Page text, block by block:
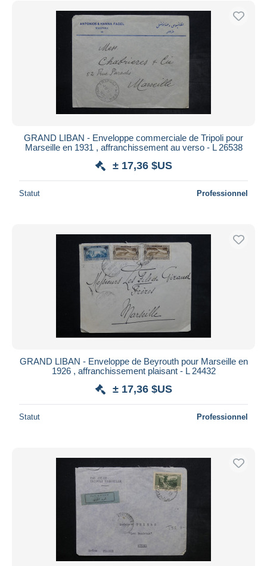
GRAND LIBAN - Enveloppe commerciale de Tripoli pour
Marseille en 1931 , affranchissement au verso - L 26538
± 17,36 $US
Statut Professionnel
GRAND LIBAN - Enveloppe de Beyrouth pour Marseille en
1926 , affranchissement plaisant - L 24432
± 17,36 $US
Statut Professionnel